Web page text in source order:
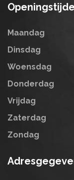
Maandag
Dinsdag
Woensdag
Donderdag
Vrijdag
Zaterdag
Zondag